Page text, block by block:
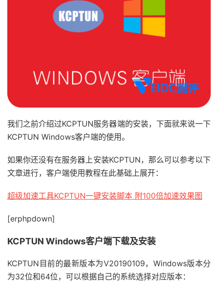
我们之前介绍过KCPTUN服务器端的安装，下面就来说一下
KCPTUN Windows客户端的使用。
如果你还没有在服务器上安装KCPTUN，那么可以参考以下
文章进行，客户端使用教程在此基础上展开：
超级加速工具KCPTUN一键安装脚本 附100倍加速效果图
[erphpdown]
KCPTUN Windows客户端下载及安装
KCPTUN目前的最新版本为V20190109，Windows版本分
为32位和64位，可以根据自己的系统选择对应版本：